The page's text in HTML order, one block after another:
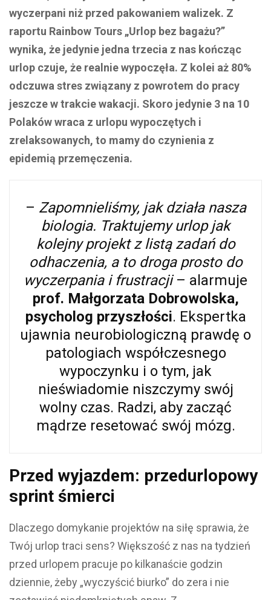
wyczerpani niż przed pakowaniem walizek. Z
raportu Rainbow Tours „Urlop bez bagażu?”
wynika, że jedynie jedna trzecia z nas kończąc
urlop czuje, że realnie wypoczęła. Z kolei aż 80%
odczuwa stres związany z powrotem do pracy
jeszcze w trakcie wakacji. Skoro jedynie 3 na 10
Polaków wraca z urlopu wypoczętych i
zrelaksowanych, to mamy do czynienia z
epidemią przemęczenia.
– Zapomnieliśmy, jak działa nasza
biologia. Traktujemy urlop jak
kolejny projekt z listą zadań do
odhaczenia, a to droga prosto do
wyczerpania i frustracji– alarmuje
prof. Małgorzata Dobrowolska,
psycholog przyszłości. Ekspertka
ujawnia neurobiologiczną prawdę o
patologiach współczesnego
wypoczynku i o tym, jak
nieświadomie niszczymy swój
wolny czas. Radzi, aby zacząć
mądrze resetować swój mózg.
Przed wyjazdem: przedurlopowy
sprint śmierci
Dlaczego domykanie projektów na siłę sprawia, że
Twój urlop traci sens? Większość z nas na tydzień
przed urlopem pracuje po kilkanaście godzin
dziennie, żeby „wyczyścić biurko” do zera i nie